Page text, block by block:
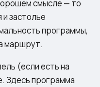
смысле — то
и застолье
программы,
маршрут.
(если есть на
Здесь программа